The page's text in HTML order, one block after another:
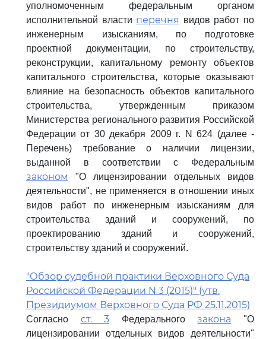
уполномоченным федеральным органом
исполнительной власти перечня видов работ по
инженерным изысканиям, по подготовке
проектной документации, по строительству,
реконструкции, капитальному ремонту объектов
капитального строительства, которые оказывают
влияние на безопасность объектов капитального
строительства, утвержденным приказом
Министерства регионального развития Российской
Федерации от 30 декабря 2009 г. N 624 (далее -
Перечень) требование о наличии лицензии,
выданной в соответствии с Федеральным
законом
"О лицензировании отдельных видов
деятельности", не применяется в отношении иных
видов работ по инженерным изысканиям для
строительства зданий и сооружений, по
проектированию зданий и сооружений,
строительству зданий и сооружений.
"Обзор судебной практики Верховного Суда
Российской Федерации N 3 (2015)" (утв.
Президиумом Верховного Суда РФ 25.11.2015)
Согласно ст. 3 Федеральногозакона "О
лицензировании отдельных видов деятельности"